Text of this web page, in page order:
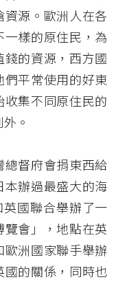
源。歐洲人在各
樣的原住民，為
的資源，西方國
平常使用的好東
集不同原住民的
。
督府會捐東西給
辦過最盛大的海
國聯合舉辦了一
會」，地點在英
洲國家聯手舉辦
的關係，同時也